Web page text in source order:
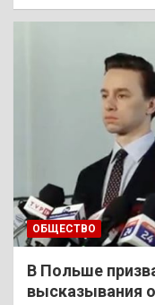
ОБЩЕСТВО
В Польше
высказывания